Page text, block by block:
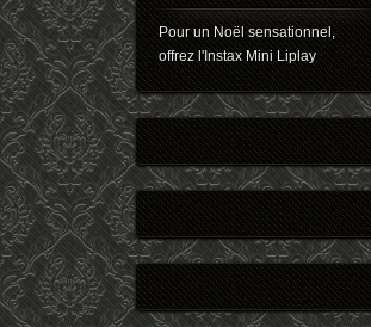
Pour un Noël sensationnel,
offrez l'Instax Mini Liplay